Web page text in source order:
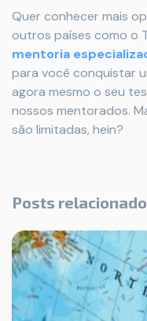
Quer conhecer mais
outros países como o
mentoria
para você conquistar
agora mesmo o seu
nossos mentorados.
são limitadas, hein?
Posts